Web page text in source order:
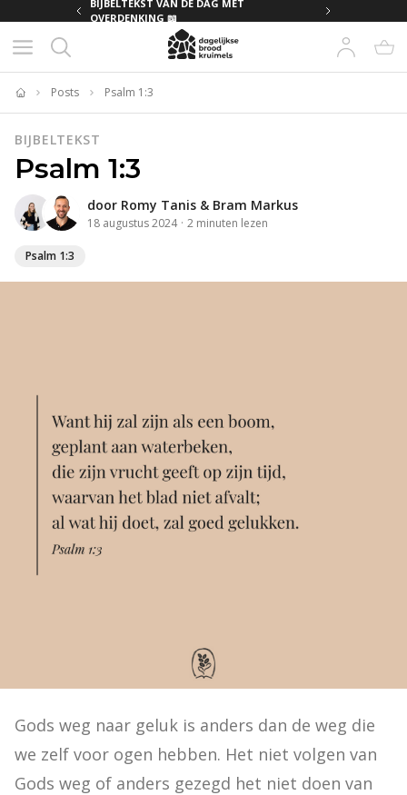
BIJBELTEKST VAN DE DAG MET
OVERDENKING 📖
Home
Posts Psalm 1:3
BIJBELTEKST
Psalm 1:3
door Romy Tanis & Bram Markus
18 augustus 2024 · 2 minuten lezen
Psalm 1:3
Gods weg naar geluk is anders dan de weg die
we zelf voor ogen hebben. Het niet volgen van
Gods weg of anders gezegd het niet doen van